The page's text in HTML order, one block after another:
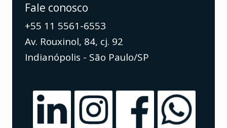
Fale conosco
+55 11 5561-6553
Av. Rouxinol, 84, cj. 92
Indianópolis - São Paulo/SP